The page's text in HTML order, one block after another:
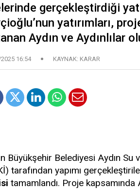
gerçekleştirdiği
yatırımları,
Aydın ve Aydınlılar
16:54 KAYNAK: KARAR
Büyükşehir Belediyesi Aydın
tarafından yapımı
tamamlandı. Proje